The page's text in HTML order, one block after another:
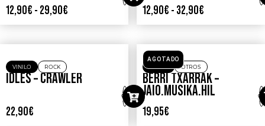
PEARL JAM – RIOT ACT INCUBUS – MORNING VIEW